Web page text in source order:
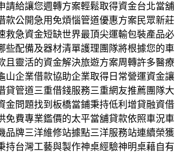
請給讓您週轉方案輕鬆取得資金台北當舖
款公開急用免煩惱管道優惠方案民眾新莊
救急資金短缺世界最頂尖運輸包裝產品必
些配備及器材清單護理團隊將根據您的車
且靈活的資金解決旅遊方案周轉許多醫療
山企業借款協助企業取得日常營運資金讓
貸管道三重借錢服務三重網友推薦團隊大
金問題找到板橋當鋪秉持低利增貸融資借
免費專業鑑價的太平當舖貸款依照車況車
品牌三洋維修站據點三洋服務站連續榮獲
持台灣工藝與製作神桌經驗神明桌藉自有